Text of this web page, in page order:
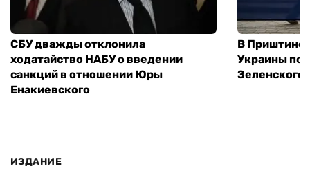
СБУ дважды отклонила
ходатайство НАБУ о введении
санкций в отношении Юры
Енакиевского
В Приштине
Украины
Зеленского
ИЗДАНИЕ